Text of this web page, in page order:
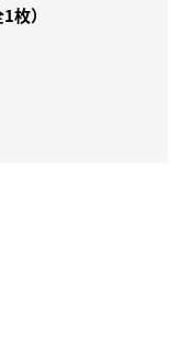
枚）